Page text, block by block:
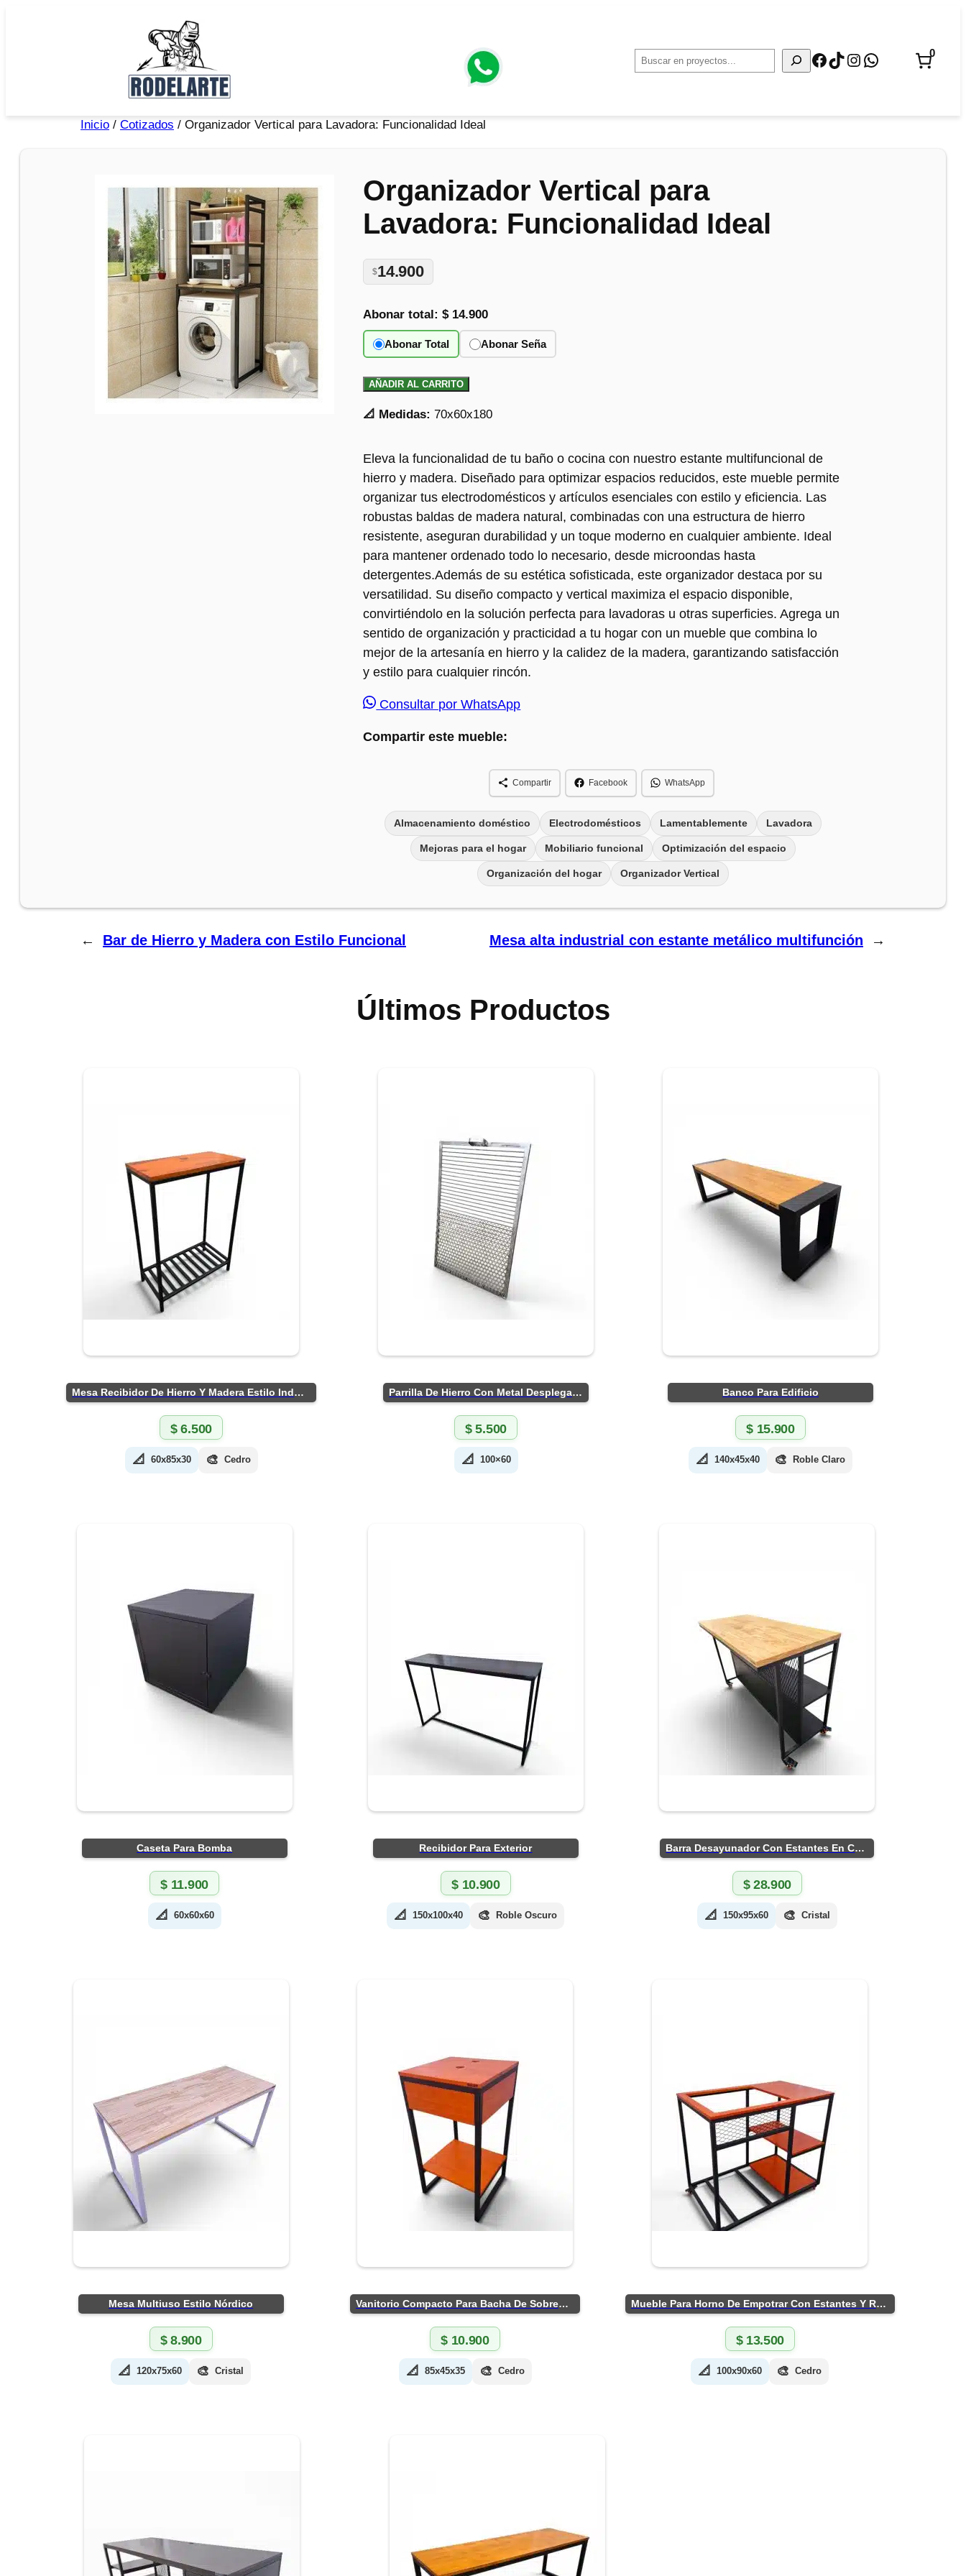
Facebook
TikTok
Instagram
WhatsApp
0
Inicio / Cotizados / Organizador Vertical para Lavadora: Funcionalidad Ideal
Organizador Vertical para
Lavadora: Funcionalidad Ideal
$14.900
Abonar total:$ 14.900
Abonar Total Abonar Seña
AÑADIR AL CARRITO
📐 Medidas: 70x60x180
Eleva la funcionalidad de tu baño o cocina con nuestro estante multifuncional de
hierro y madera. Diseñado para optimizar espacios reducidos, este mueble permite
organizar tus electrodomésticos y artículos esenciales con estilo y eficiencia. Las
robustas baldas de madera natural, combinadas con una estructura de hierro
resistente, aseguran durabilidad y un toque moderno en cualquier ambiente. Ideal
para mantener ordenado todo lo necesario, desde microondas hasta
detergentes.Además de su estética sofisticada, este organizador destaca por su
versatilidad. Su diseño compacto y vertical maximiza el espacio disponible,
convirtiéndolo en la solución perfecta para lavadoras u otras superficies. Agrega un
sentido de organización y practicidad a tu hogar con un mueble que combina lo
mejor de la artesanía en hierro y la calidez de la madera, garantizando satisfacción
y estilo para cualquier rincón.
Consultar por WhatsApp
Compartir este mueble:
Compartir Facebook WhatsApp
Almacenamiento doméstico Electrodomésticos Lamentablemente Lavadora
Mejoras para el hogar Mobiliario funcional Optimización del espacio
Organización del hogar Organizador Vertical
← Bar de Hierro y Madera con Estilo Funcional Mesa alta industrial con estante metálico multifunción →
Últimos Productos
Mesa Recibidor De Hierro Y Madera Estilo Industrial
$6.500
📐 60x85x30 🎨 Cedro
Parrilla De Hierro Con Metal Desplegado
$5.500
📐 100×60
Banco Para Edificio
$15.900
📐 140x45x40 🎨 Roble Claro
Caseta Para Bomba
$ 11.900
📐 60x60x60
Recibidor Para Exterior
$10.900
📐 150x100x40 🎨 Roble Oscuro
Barra Desayunador Con Estantes En Chapa
$28.900
📐 150x95x60 🎨 Cristal
Mesa Multiuso Estilo Nórdico
$8.900
📐 120x75x60 🎨 Cristal
Vanitorio Compacto Para Bacha De Sobreponer
$10.900
📐 85x45x35 🎨 Cedro
Mueble Para Horno De Empotrar Con Estantes Y Ruedas
$13.500
📐 100x90x60 🎨 Cedro